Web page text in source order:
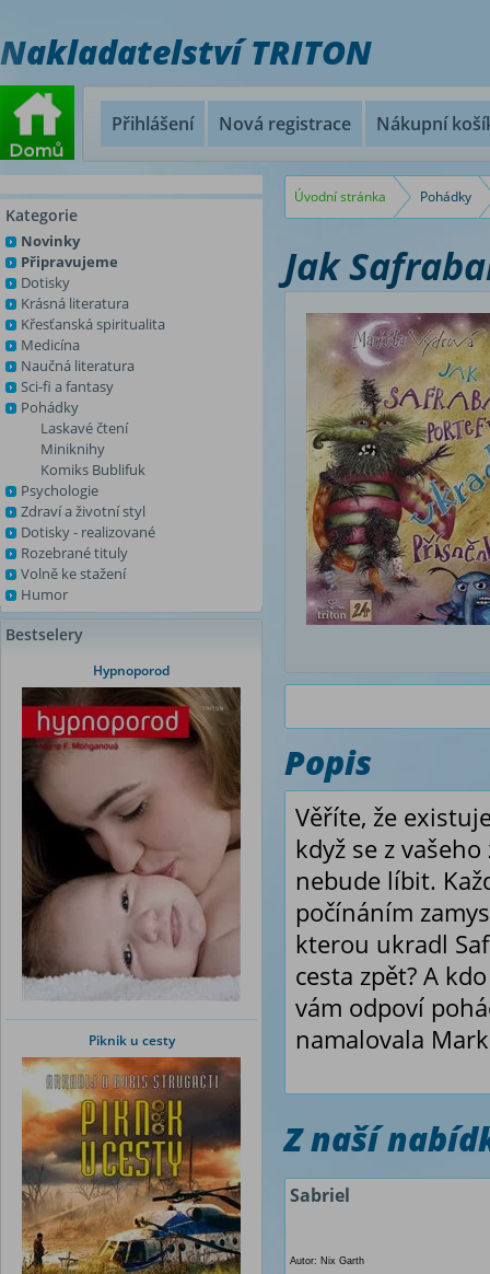
Nakladatelství TRITON
Přihlášení Nová registrace Nákupní
Kategorie
Novinky
Připravujeme
Dotisky
Krásná literatura
Křesťanská spiritualita
Medicína
Naučná literatura
Sci-fi a fantasy
Pohádky
Laskavé čtení
Miniknihy
Komiks Bublifuk
Psychologie
Zdraví a životní styl
Dotisky - realizované
Rozebrané tituly
Volně ke stažení
Humor
Bestselery
Hypnoporod
Piknik u cesty
Úvodní stránka Pohádky
Jak
Popis
Věříte, že
když se z
nebude líbit.
počínáním
kterou ukradl
cesta zpět? A
vám odpoví
namalovala
Z naší
Sabriel
Autor: Nix Garth